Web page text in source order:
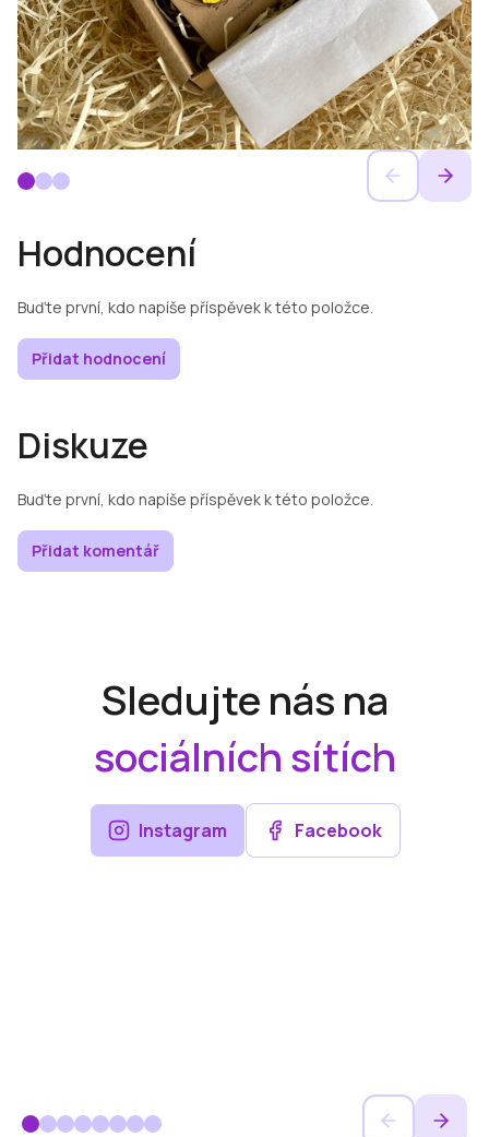
Hodnocení
Buďte první, kdo napíše příspěvek k této položce.
Přidat hodnocení
Diskuze
Buďte první, kdo napíše příspěvek k této položce.
Přidat komentář
Sledujte nás na
sociálních sítích
Instagram Facebook